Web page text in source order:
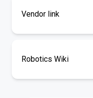
Vendor link
Robotics Wiki